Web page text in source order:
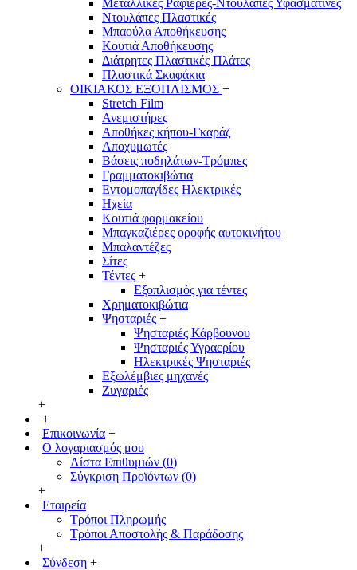
Μεταλλικές Ραφιέρες-Ντουλάπες Υφασμάτινες
Ντουλάπες Πλαστικές
Μπαούλα Αποθήκευσης
Κουτιά Αποθήκευσης
Διάτρητες Πλαστικές Πλάτες
Πλαστικά Σκαφάκια
ΟΙΚΙΑΚΟΣ ΕΞΟΠΛΙΣΜΟΣ +
Stretch Film
Ανεμιστήρες
Αποθήκες κήπου-Γκαράζ
Αποχυμωτές
Βάσεις ποδηλάτων-Τρόμπες
Γραμματοκιβώτια
Εντομοπαγίδες Ηλεκτρικές
Ηχεία
Κουτιά φαρμακείου
Μπαγκαζιέρες οροφής αυτοκινήτου
Μπαλαντέζες
Σίτες
Τέντες +
Εξοπλισμός για τέντες
Χρηματοκιβώτια
Ψησταριές +
Ψησταριές Κάρβουνου
Ψησταριές Υγραερίου
Ηλεκτρικές Ψησταριές
Εξωλέμβιες μηχανές
Ζυγαριές
+
+
Επικοινωνία +
Ο λογαριασμός μου
Λίστα Επιθυμιών (0)
Σύγκριση Προϊόντων (0)
+
Εταιρεία
Τρόποι Πληρωμής
Τρόποι Αποστολής & Παράδοσης
+
Σύνδεση +